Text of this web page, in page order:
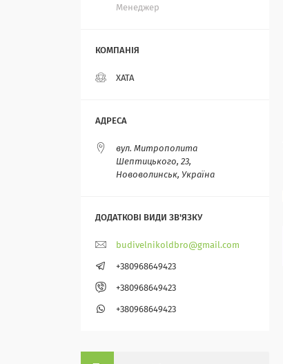
Менеджер
ХАТА
вул. Митрополита
Шептицького, 23,
Нововолинськ, Україна
budivelnikoldbro@gmail.com
+380968649423
+380968649423
+380968649423